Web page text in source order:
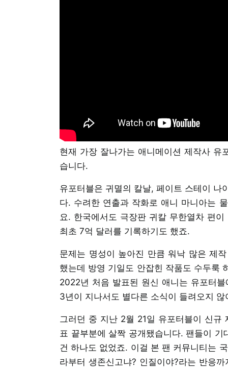
현재 가장 잘나가는 애니메이션 제작사 유
습니다.
유포터블은 귀멸의 칼날, 페이트 스테이 나
다. 수려한 연출과 작화로 애니 마니아는
요. 한국에서도 극장판 귀칼 무한열차 편
최초 7억 달러를 기록하기도 했죠.
문제는 명성이 높아진 만큼 워낙 많은 제
했는데 방영 기일도 안잡힌 작품도 수두룩
2022년 처음 발표된 원신 애니는 유포터
3년이 지나서도 별다른 소식이 들려오지
그러던 중 지난 2월 21일 유포터블이 신
표 끝부분에 살짝 공개됐습니다. 팬들이
건 하나도 없었죠. 이걸 본 팬 커뮤니티는
라부터 생존신고냐? 인질이야?라는 반응